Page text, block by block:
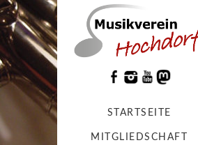
STARTSEITE
MITGLIEDSCHAFT